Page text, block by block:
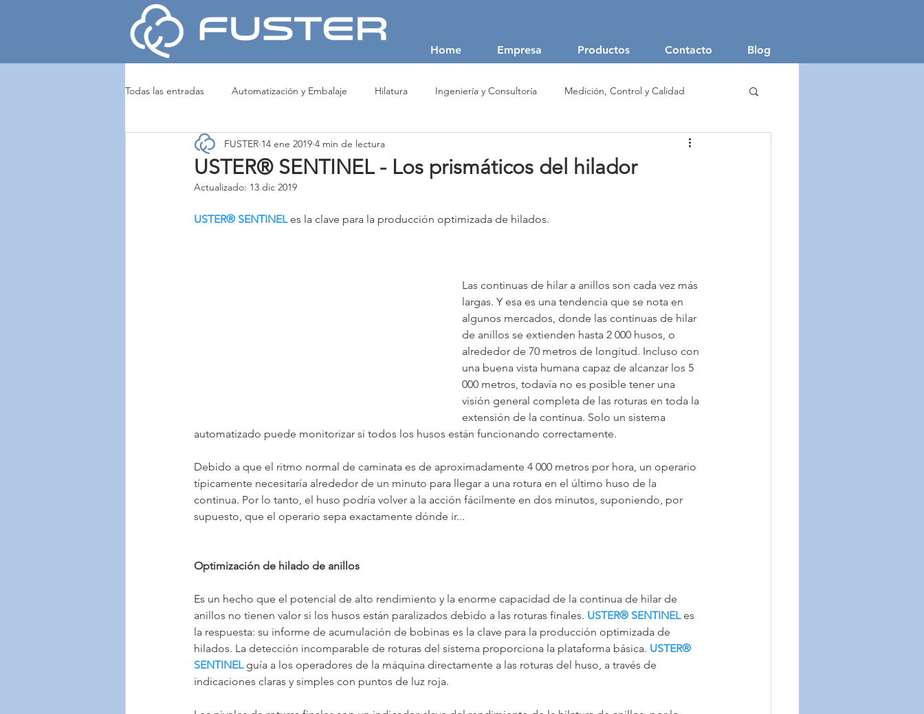
Home Empresa Productos Contacto Blog
Todas las entradas Automatización y Embalaje Hilatura Ingeniería y Consultoría Medición, Control y Calidad
Noticias y Eventos Tejeduría y No Tejidos (NonWoven)
USTER® SENTINEL - Los prismáticos del hilador
FUSTER 14 ene 2019 4 min de lectura
Actualizado: 13 dic 2019
USTER® SENTINEL es la clave para la producción optimizada de hilados.
Las continuas de hilar a anillos son cada vez más
largas. Y esa es una tendencia que se nota en
algunos mercados, donde las continuas de hilar
de anillos se extienden hasta 2 000 husos, o
alrededor de 70 metros de longitud. Incluso con
una buena vista humana capaz de alcanzar los 5
000 metros, todavía no es posible tener una
visión general completa de las roturas en toda la
extensión de la continua. Solo un sistema
automatizado puede monitorizar si todos los husos están funcionando correctamente.
Debido a que el ritmo normal de caminata es de aproximadamente 4 000 metros por hora, un operario
típicamente necesitaría alrededor de un minuto para llegar a una rotura en el último huso de la
continua. Por lo tanto, el huso podría volver a la acción fácilmente en dos minutos, suponiendo, por
supuesto, que el operario sepa exactamente dónde ir...
Optimización de hilado de anillos
Es un hecho que el potencial de alto rendimiento y la enorme capacidad de la continua de hilar de
anillos no tienen valor si los husos están paralizados debido a las roturas finales. USTER® SENTINEL es
la respuesta: su informe de acumulación de bobinas es la clave para la producción optimizada de
hilados. La detección incomparable de roturas del sistema proporciona la plataforma básica. USTER®
SENTINEL guía a los operadores de la máquina directamente a las roturas del huso, a través de
indicaciones claras y simples con puntos de luz roja.